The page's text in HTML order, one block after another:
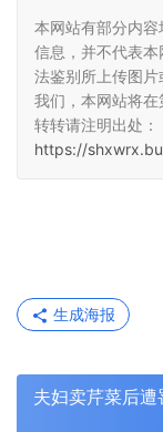
本网站有部分内
信息，并不代表
法鉴别所上传图
我们，本网站将在
转转请注明出处：
https://
生成海报
夫妇卖芹菜后